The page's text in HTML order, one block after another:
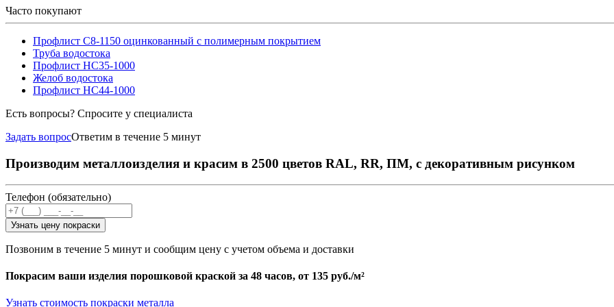
Часто покупают
Профлист С8-1150 оцинкованный с полимерным покрытием
Труба водостока
Профлист НС35-1000
Желоб водостока
Профлист НС44-1000
Есть вопросы? Спросите у специалиста
Задать вопросОтветим в течение 5 минут
Производим металлоизделия и красим в 2500 цветов RAL, RR, ПМ, с декоративным рисунком
Телефон (обязательно)
Узнать цену покраски
Позвоним в течение 5 минут и сообщим цену с учетом объема и доставки
Покрасим ваши изделия порошковой краской за 48 часов, от 135 руб./м²
Узнать стоимость покраски металла